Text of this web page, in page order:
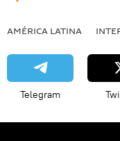
AMÉRICA LATINA
Telegram